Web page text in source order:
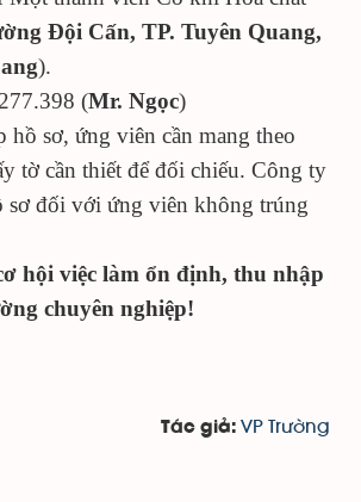
Đội Cấn, TP. Tuyên Quang,
).
(Mr. Ngọc)
hồ sơ, ứng viên cần mang theo
tờ cần thiết để đối chiếu. Công ty
sơ đối với ứng viên không trúng
hội việc làm ổn định, thu nhập
chuyên nghiệp!
Tác giả: VP Trường